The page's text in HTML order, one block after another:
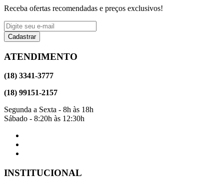
Receba ofertas recomendadas e preços exclusivos!
Cadastrar
ATENDIMENTO
(18) 3341-3777
(18) 99151-2157
Segunda a Sexta - 8h às 18h
Sábado - 8:20h às 12:30h
INSTITUCIONAL